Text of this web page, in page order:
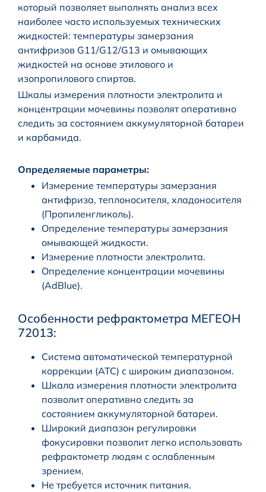
который позволяет выполнять анализ всех
наиболее часто используемых технических
жидкостей: температуры замерзания
антифризов G11/G12/G13 и омывающих
жидкостей на основе этилового и
изопропилового спиртов.
Шкалы измерения плотности электролита и
концентрации мочевины позволят оперативно
следить за состоянием аккумуляторной батареи
и карбамида.
Определяемые параметры:
Измерение температуры замерзания
антифриза, теплоносителя, хладоносителя
(Пропиленгликоль).
Определение температуры замерзания
омывающей жидкости.
Измерение плотности электролита.
Определение концентрации мочевины
(AdBlue).
Особенности рефрактометра МЕГЕОН
72013:
Система автоматической температурной
коррекции (ATC) с широким диапазоном.
Шкала измерения плотности электролита
позволит оперативно следить за
состоянием аккумуляторной батареи.
Широкий диапазон регулировки
фокусировки позволит легко использовать
рефрактометр людям с ослабленным
зрением.
Не требуется источник питания.